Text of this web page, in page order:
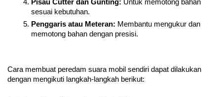
Pisau Cutter dan Gunting: Untuk memotong bahan
sesuai kebutuhan.
Penggaris atau Meteran: Membantu mengukur dan
memotong bahan dengan presisi.
Cara membuat peredam suara mobil sendiri dapat dilakukan
dengan mengikuti langkah-langkah berikut: